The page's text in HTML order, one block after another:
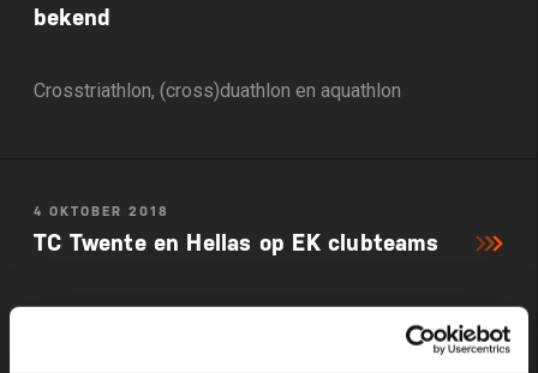
bekend
Crosstriathlon, (cross)duathlon en aquathlon
4 OKTOBER 2018
TC Twente en Hellas op EK clubteams